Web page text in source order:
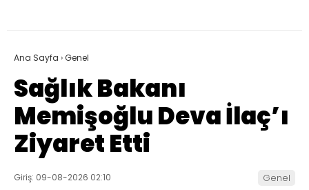
Ana Sayfa ›Genel
Sağlık Bakanı
Memişoğlu Deva İlaç’ı
Ziyaret Etti
Giriş: 09-08-2026 02:10 Genel